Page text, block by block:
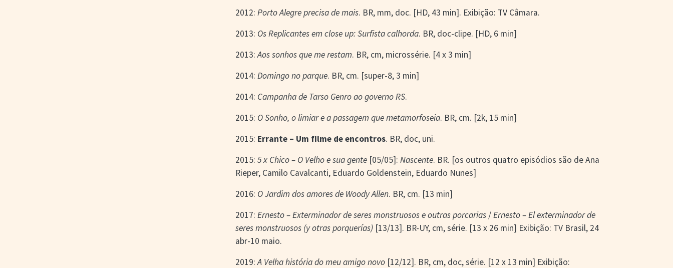
2012:Porto Alegre precisa de mais. BR, mm, doc. [HD, 43 min]. Exibição: TV Câmara.
2013: Os Replicantes em close up: Surfista calhorda. BR, doc-clipe. [HD, 6 min]
2013:Aos sonhos que me restam. BR, cm, microssérie. [4 x 3 min]
2014:Domingo no parque. BR, cm. [super-8, 3 min]
2014: Campanha de Tarso Genro ao governo RS.
2015: O Sonho, o limiar e a passagem que metamorfoseia. BR, cm. [2k, 15 min]
2015: Errante – Um filme de encontros. BR, doc, uni.
2015:5 x Chico – O Velho e sua gente [05/05]:Nascente. BR. [os outros quatro episódios são de Ana
Rieper, Camilo Cavalcanti, Eduardo Goldenstein, Eduardo Nunes]
2016: O Jardim dos amores de Woody Allen. BR, cm. [13 min]
2017:Ernesto – Exterminador de seres monstruosos e outras porcarias /Ernesto – El exterminador de
seres monstruosos (y otras porquerías) [13/13]. BR-UY, cm, série. [13 x 26 min] Exibição: TV Brasil, 24
abr-10 maio.
2019:A Velha história do meu amigo novo [12/12]. BR, cm, doc, série. [12 x 13 min] Exibição: